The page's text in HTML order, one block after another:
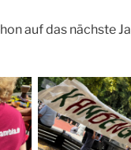
auf das nächste